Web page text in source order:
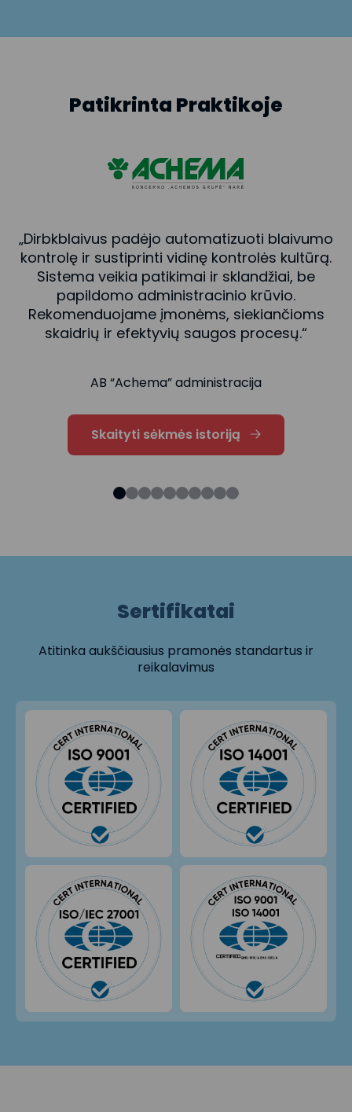
Patikrinta Praktikoje
„Dirbkblaivus padėjo automatizuoti blaivumo
kontrolę ir sustiprinti vidinę kontrolės kultūrą.
Sistema veikia patikimai ir sklandžiai, be
papildomo administracinio krūvio.
Rekomenduojame įmonėms, siekiančioms
skaidrių ir efektyvių saugos procesų.“
AB “Achema” administracija
Skaityti sėkmės istoriją
Sertifikatai
Atitinka aukščiausius pramonės standartus ir
reikalavimus